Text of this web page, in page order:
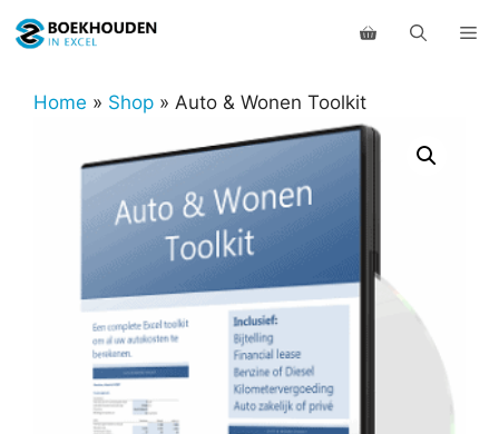
naar
inhoudHome » Shop » Auto & Wonen Toolkit